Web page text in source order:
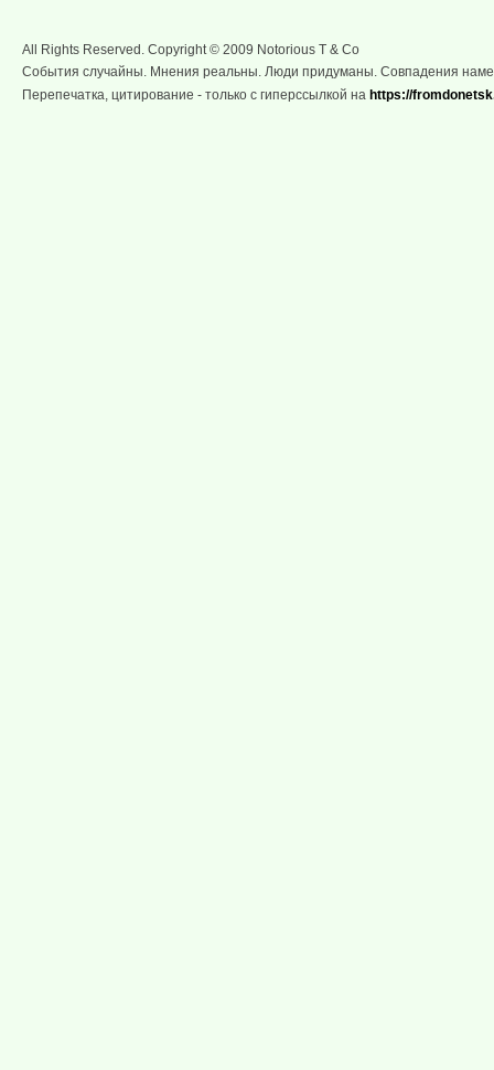
All Rights Reserved. Copyright © 2009 Notorious T & Co
События случайны. Мнения реальны. Люди придуманы. Совпадения
Перепечатка, цитирование - только с гиперссылкой на https://